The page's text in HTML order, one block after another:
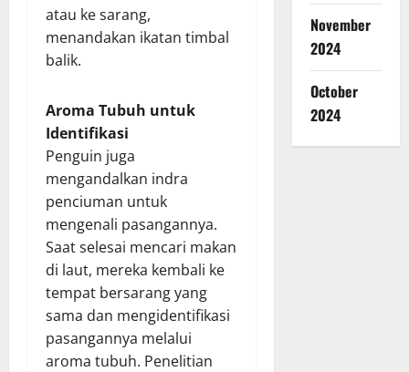
atau ke sarang,
menandakan ikatan timbal
balik.
Aroma Tubuh untuk
Identifikasi
Penguin juga
mengandalkan indra
penciuman untuk
mengenali pasangannya.
Saat selesai mencari makan
di laut, mereka kembali ke
tempat bersarang yang
sama dan mengidentifikasi
pasangannya melalui
aroma tubuh. Penelitian
November
2024
October
2024